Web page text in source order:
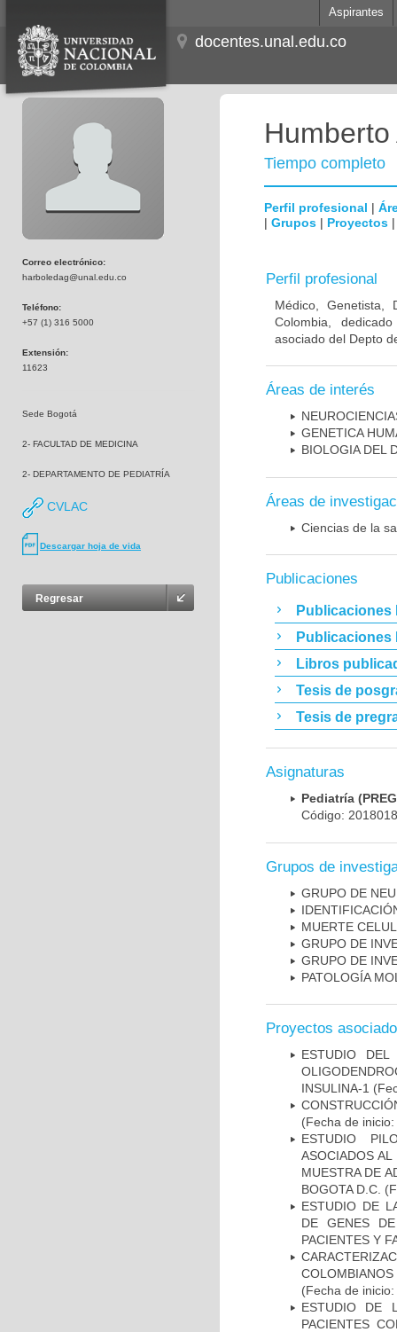
Aspirantes
docentes.unal.edu.co
Correo electrónico:
harboledag@unal.edu.co
Teléfono:
+57 (1) 316 5000
Extensión:
11623
Sede Bogotá
2- FACULTAD DE MEDICINA
2- DEPARTAMENTO DE PEDIATRÍA
CVLAC
Descargar hoja de vida
Regresar
Tiempo completo
Perfil profesional |
| Grupos | Proyectos
Perfil profesional
Médico, Genetista,
Colombia,
asociado del Depto
Áreas de interés
GENETICA
BIOLOGIA DEL
Áreas de
Ciencias de la
Publicaciones
Publicaciones
Publicaciones
Libros
Tesis de
Tesis de
Asignaturas
Pediatría
Código:
Grupos de
GRUPO DE
MUERTE
GRUPO DE
GRUPO DE
PATOLOGÍA
Proyectos
ESTUDIO
INSULINA-1
(Fecha de
ESTUDIO
ASOCIADOS
MUESTRA DE
BOGOTA D.C.
ESTUDIO DE
DE GENES
PACIENTES Y
(Fecha de
ESTUDIO DE
PACIENTES